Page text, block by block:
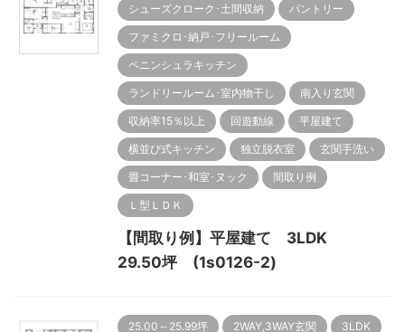
シューズクローク･土間収納 パントリー
ファミクロ･納戸･フリールーム
ペニンシュラキッチン
ランドリールーム･室内物干し 南入り玄関
収納率15％以上 回遊動線 平屋建て
横並び式キッチン 独立脱衣室 玄関手洗い
畳コーナー･和室･ヌック 間取り例
Ｌ型ＬＤＫ
【間取り例】平屋建て 3LDK
29.50坪 (1s0126-2)
25.00～25.99坪 2WAY,3WAY玄関 3LDK